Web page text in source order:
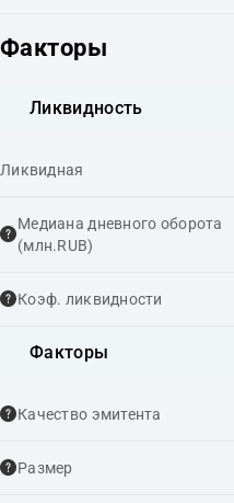
Факторы
Ликвидность
Ликвидная
Медиана дневного оборота
(млн.RUB)
Коэф. ликвидности
Факторы
Качество эмитента
Размер